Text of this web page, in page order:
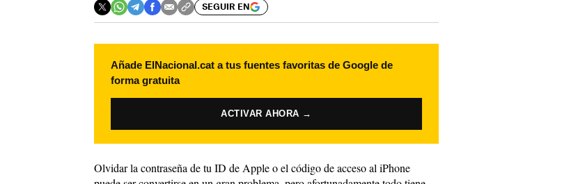
SEGUIR EN
Añade ElNacional.cat a tus fuentes favoritas de Google de
forma gratuita
ACTIVAR AHORA →
Olvidar la contraseña de tu ID de Apple o el código de acceso al iPhone